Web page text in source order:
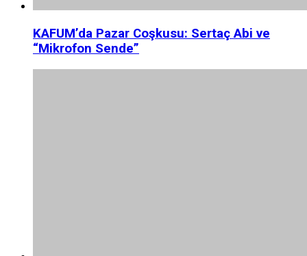
KAFUM’da Pazar Coşkusu: Sertaç Abi ve
“Mikrofon Sende”